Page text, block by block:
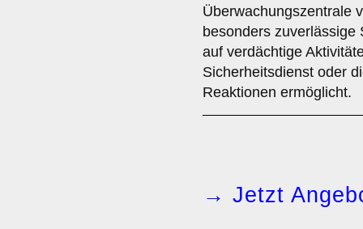
Überwachungszentrale
besonders zuverlässige
auf verdächtige
Sicherheitsdienst oder
Reaktionen ermöglicht.
→ Jetzt